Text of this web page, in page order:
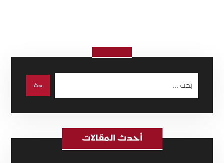
أحدث المقالات